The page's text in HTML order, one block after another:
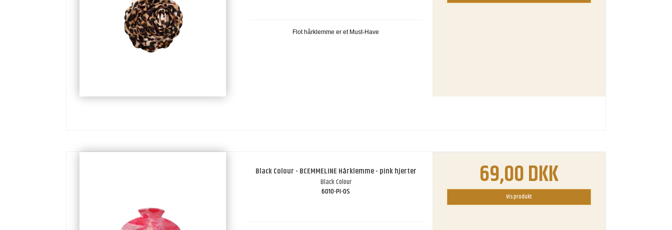
Flot hårklemme er et Must-Have
Black Colour - BCEMMELINE Hårklemme - pink hjerter
Black Colour
6010-PI-OS
69,00 DKK
Vis produkt